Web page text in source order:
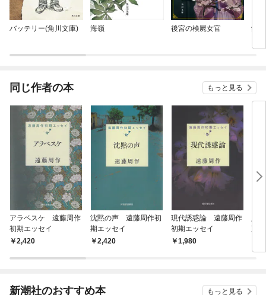
バッテリー(角川文庫) 海嶺 後宮の検屍女官 飢
同じ作者の本 もっと見る
アラベスケ 遠藤周作
初期エッセイ
2,420
沈黙の声 遠藤周作初
期エッセイ
2,420
現代誘惑論 遠藤周作
初期エッセイ
1,980
藤
新潮社のおすすめ本 もっと見る